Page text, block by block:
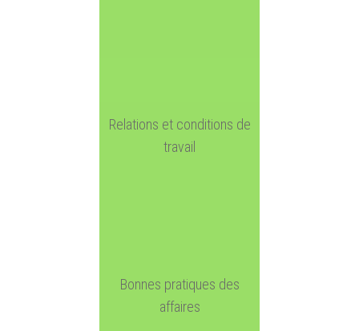
Relations et conditions de
travail
Bonnes pratiques des
affaires